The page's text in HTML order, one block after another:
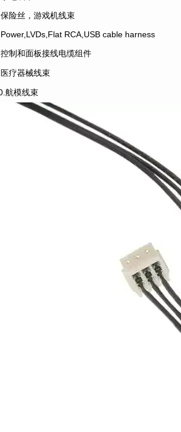
险丝，游戏机线束
RCA,USB cable harness
制和面板接线电缆组件
疗器械线束
航模线束